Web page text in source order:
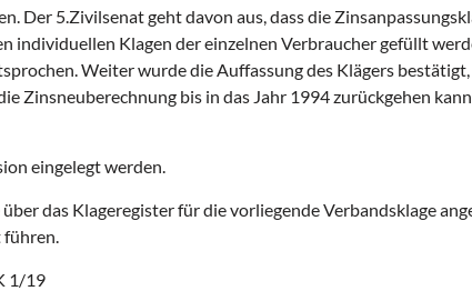
Der 5.Zivilsenat geht davon aus, dass die
individuellen Klagen der einzelnen Verbraucher gefüllt
Weiter wurde die Auffassung des Klägers
Zinsneuberechnung bis in das Jahr 1994 zurückgehen
eingelegt werden.
das Klageregister für die vorliegende Verbandsklage
führen.
1/19